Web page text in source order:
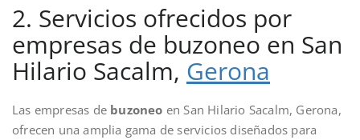
2. Servicios ofrecidos por
empresas de buzoneo en San
Hilario Sacalm, Gerona
Las empresas de buzoneo en San Hilario Sacalm, Gerona,
ofrecen una amplia gama de servicios diseñados para